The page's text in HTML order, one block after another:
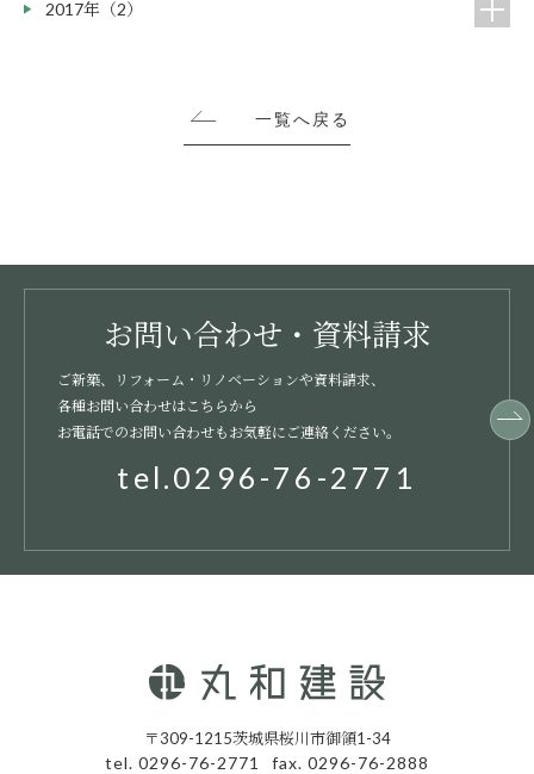
2017年（2）
一覧へ戻る
お問い合わせ・資料請求
ご新築、リフォーム・リノベーションや資料請求、
各種お問い合わせはこちらから
お電話でのお問い合わせもお気軽にご連絡ください。
tel.0296-76-2771
〒309-1215茨城県桜川市御領1-34
tel. 0296-76-2771 fax. 0296-76-2888